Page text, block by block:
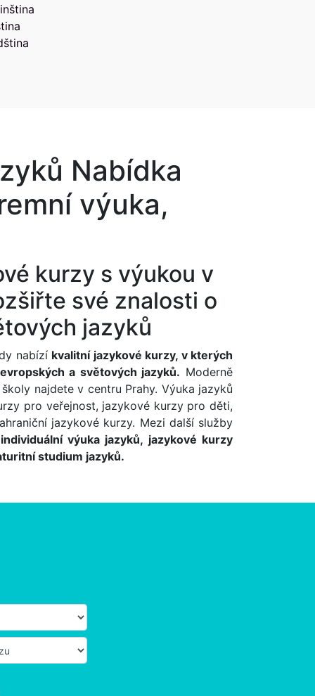
Nabídka
výuka,
kurzy s výukou v
své znalosti o
jazyků
nabízí kvalitní jazykové kurzy, v kterých
a světových jazyků. Moderně
najdete v centru Prahy. Výuka jazyků
pro veřejnost, jazykové kurzy pro děti,
jazykové kurzy. Mezi další služby
individuální výuka jazyků, jazykové kurzy
studium jazyků.
Dobrá